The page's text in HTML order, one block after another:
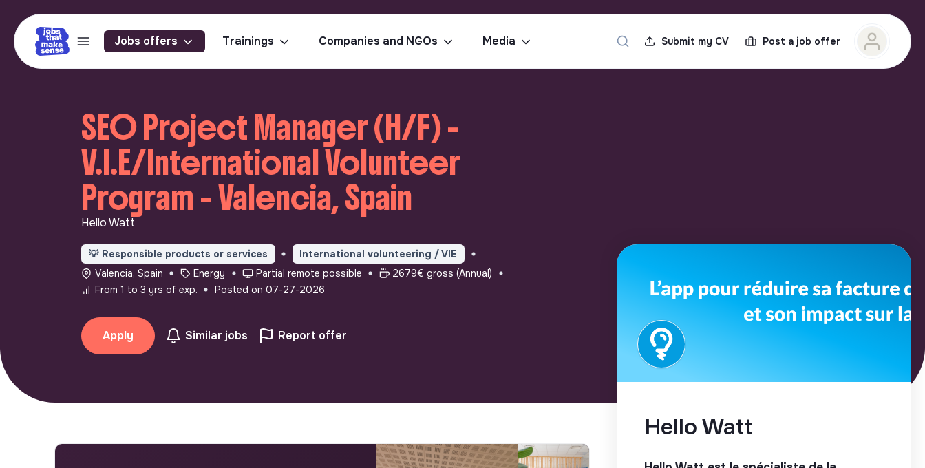
Jobs offers Trainings Companies and NGOs Media Submit my CV Post a job offer
SEO Project Manager (H/F) -
V.I.E/International Volunteer
Program - Valencia, Spain
Hello Watt
💡 Responsible products or services
International volunteering / VIE
Valencia, Spain
Energy Partial remote possible
2679€ gross (Annual)
From 1 to 3 yrs of exp.
Posted on 07-27-2026
Apply Similar jobs Report offer
Hello Watt